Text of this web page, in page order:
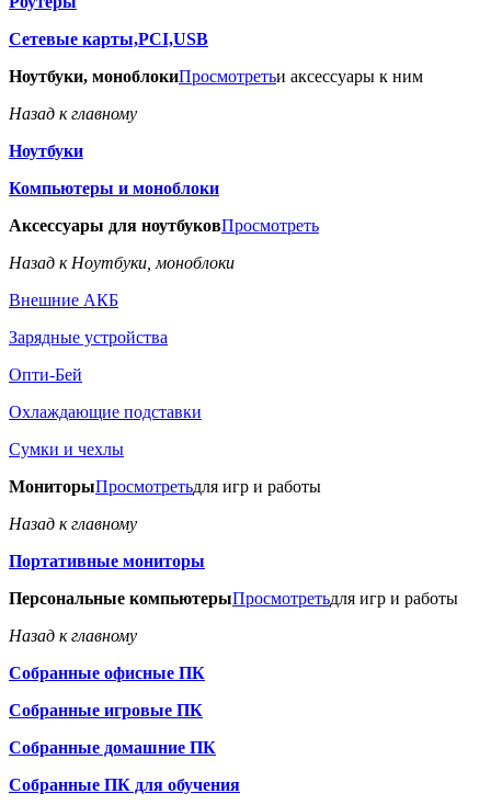
Сетевые карты,PCI,USB
Ноутбуки, моноблокиПросмотретьи аксессуары к ним
Назад к главному
Ноутбуки
Компьютеры и моноблоки
Аксессуары для ноутбуковПросмотреть
Назад к Ноутбуки, моноблоки
Внешние АКБ
Зарядные устройства
Опти-Бей
Охлаждающие подставки
Сумки и чехлы
МониторыПросмотретьдля игр и работы
Назад к главному
Портативные мониторы
Персональные компьютерыПросмотретьдля игр и работы
Назад к главному
Собранные офисные ПК
Собранные игровые ПК
Собранные домашние ПК
Собранные ПК для обучения